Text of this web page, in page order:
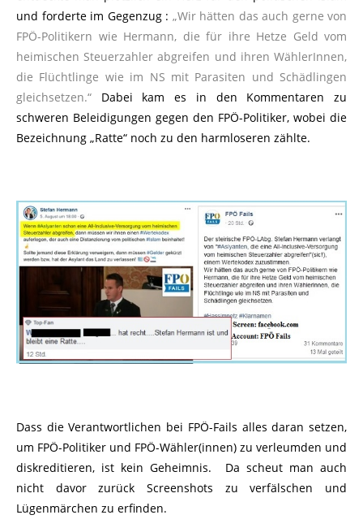
und forderte im Gegenzug : „Wir hätten das auch gerne von
FPÖ-Politikern wie Hermann, die für ihre Hetze Geld vom
heimischen Steuerzahler abgreifen und ihren WählerInnen,
die Flüchtlinge wie im NS mit Parasiten und Schädlingen
gleichsetzen.“ Dabei kam es in den Kommentaren zu
schweren Beleidigungen gegen den FPÖ-Politiker, wobei die
Bezeichnung „Ratte“ noch zu den harmloseren zählte.
Dass die Verantwortlichen bei FPÖ-Fails alles daran setzen,
um FPÖ-Politiker und FPÖ-Wähler(innen) zu verleumden und
diskreditieren, ist kein Geheimnis. Da scheut man auch
nicht davor zurück Screenshots zu verfälschen und
Lügenmärchen zu erfinden.